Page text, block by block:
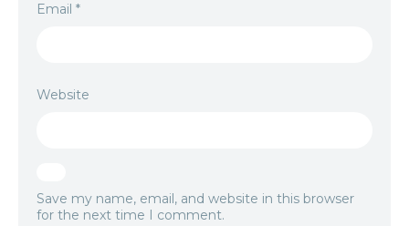
Email *
Website
Save my name, email, and website in this browser
for the next time I comment.